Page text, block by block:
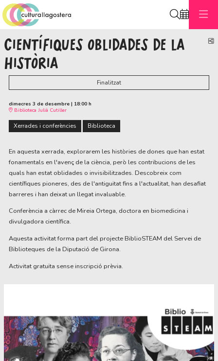
CIENTÍFIQUES OBLIDADES DE LA
HISTÒRIA
Finalitzat
dimecres 3 de desembre | 18:00 h
Biblioteca Julià Cutiller
Xerrades i conferències Biblioteca
En aquesta xerrada, explorarem les històries de dones que han estat
fonamentals en l'avenç de la ciència, però les contribucions de les
quals han estat oblidades o invisibilitzades. Descobreix com
científiques pioneres, des de l'antiguitat fins a l'actualitat, han desafiat
barreres i han deixat un llegat invaluable.
Conferència a càrrec de Mireia Ortega, doctora en biomedicina i
divulgadora científica.
Aquesta activitat forma part del projecte BiblioSTEAM del Servei de
Biblioteques de la Diputació de Girona.
Activitat gratuïta sense inscripció prèvia.